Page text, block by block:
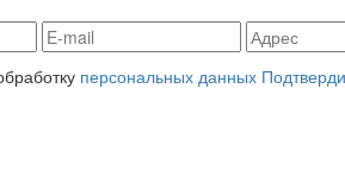
персональных данных